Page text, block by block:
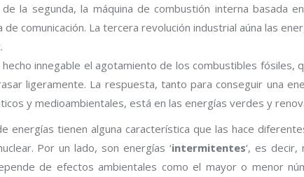
de la segunda, la máquina de combustión interna basada
comunicación. La tercera revolución industrial aúna las
innegable el agotamiento de los combustibles fósiles,
ligeramente. La respuesta, tanto para conseguir una
y medioambientales, está en las energías verdes y
energías tienen alguna característica que las hace
Por un lado, son energías ‘intermitentes‘, es decir,
de efectos ambientales como el mayor o menor